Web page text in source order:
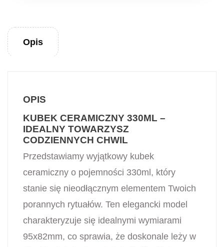
Opis
OPIS
KUBEK CERAMICZNY 330ML –
IDEALNY TOWARZYSZ
CODZIENNYCH CHWIL
Przedstawiamy wyjątkowy kubek
ceramiczny o pojemności 330ml, który
stanie się nieodłącznym elementem Twoich
porannych rytuałów. Ten elegancki model
charakteryzuje się idealnymi wymiarami
95x82mm, co sprawia, że doskonale leży w